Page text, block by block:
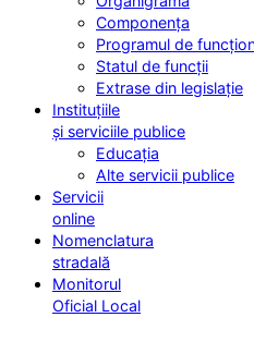
Componența
Programul de
Statul de funcții
Extrase din legislație
Instituțiile
și serviciile publice
Educația
Alte servicii publice
Servicii
online
Nomenclatura
stradală
Monitorul
Oficial Local